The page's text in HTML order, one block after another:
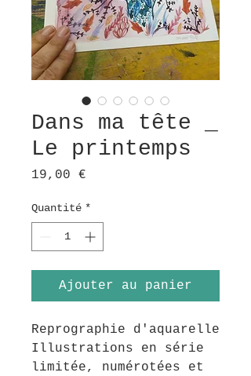
Dans ma tête _
Le printemps
19,00 €
Quantité *
Ajouter au panier
Reprographie d'aquarelle
Illustrations en série
limitée, numérotées et